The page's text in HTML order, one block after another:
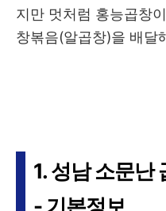
지만 멋처럼 홍능곱창
창볶음(알곱창)을 배달
1. 성남 소문난
- 기본정보